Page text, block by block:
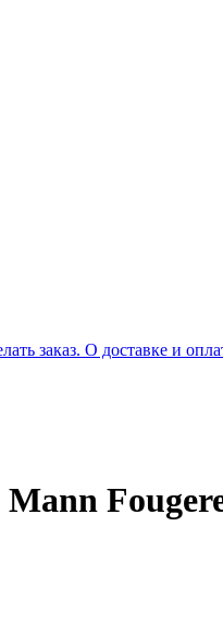
заказ. О доставке и